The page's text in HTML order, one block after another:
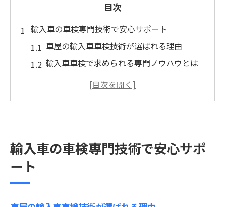
目次
輸入車の車検専門技術で安心サポート
車屋の輸入車車検技術が選ばれる理由
輸入車車検で求められる専門ノウハウとは
埼玉県で安心できる車屋の見極め方
車検で活躍する先進診断技術の強み
技術専門車屋が提供する診断サービスとは
輸入車の車検専門技術で安心サポ
ート